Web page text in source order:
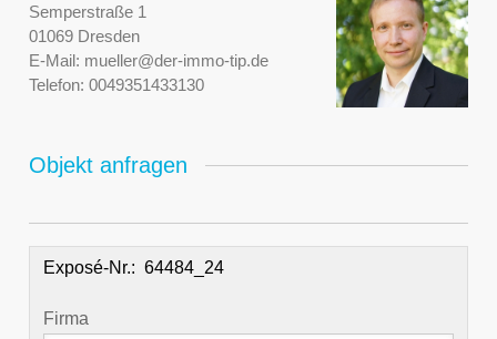
Semperstraße 1
01069 Dresden
E-Mail: mueller@der-immo-tip.de
Telefon: 0049351433130
Objekt anfragen
Exposé-Nr.:
Firma